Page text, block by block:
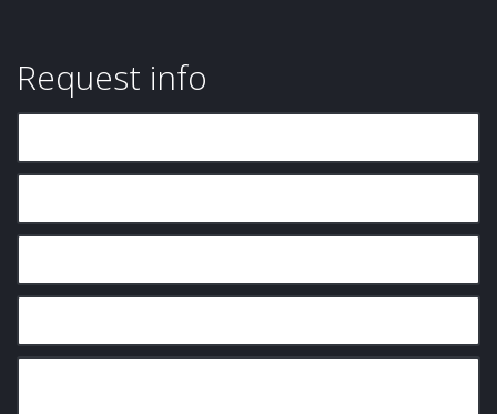
Request info